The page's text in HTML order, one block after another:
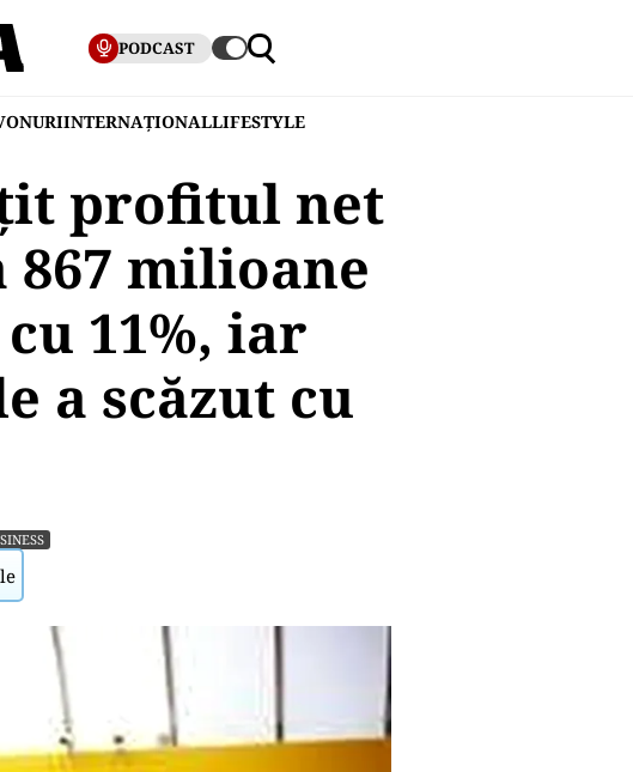
PODCAST
INTERNAȚIONALLIFESTYLE
profitul net
milioane
11%, iar
a scăzut cu